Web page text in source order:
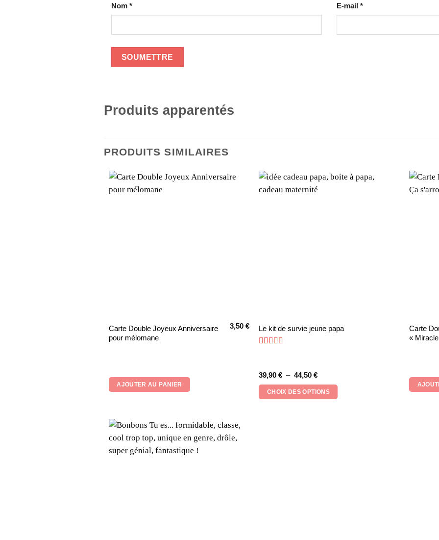
Nom * E-mail *
Produits apparentés
PRODUITS SIMILAIRES
Carte Double Joyeux Anniversaire
pour mélomane
3,50 €
AJOUTER AU PANIER
Le kit de survie jeune papa
39,90€ – 44,50€Plage
prix :
39,90 €
CHOIX DES OPTIONS
Ce
produit
variations.
Les
options
Carte
«